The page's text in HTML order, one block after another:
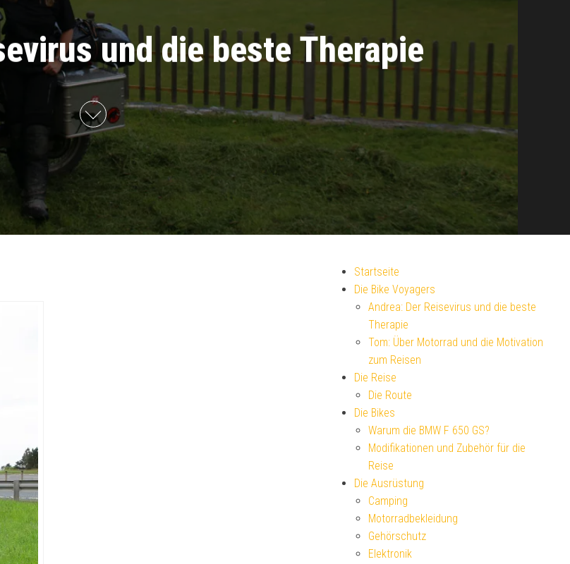
und die beste Therapie
Startseite
Die Bike Voyagers
Andrea: Der Reisevirus und die beste
Therapie
Tom: Über Motorrad und die Motivation
zum Reisen
Die Reise
Die Route
Die Bikes
Warum die BMW F 650 GS?
Modifikationen und Zubehör für die
Reise
Die Ausrüstung
Camping
Motorradbekleidung
Gehörschutz
Elektronik